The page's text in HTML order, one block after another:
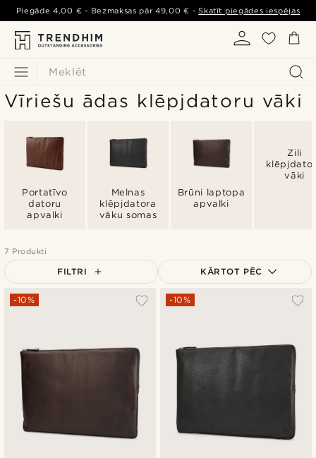
Meklēt
Piegāde4,00 € - Bezmaksas pār49,00 € -Skatīt piegādes iespējas
Vīriešu ādas klēpjdatoru vāki
Portatīvo
datoru
apvalki
Melnas
klēpjdatora
vāku somas
Brūni laptopa
apvalki
Zili
vāki
7 Produkti
FILTRI KĀRTOT PĒC
Vispopulārākais
Augstākā cena
-10% -10%